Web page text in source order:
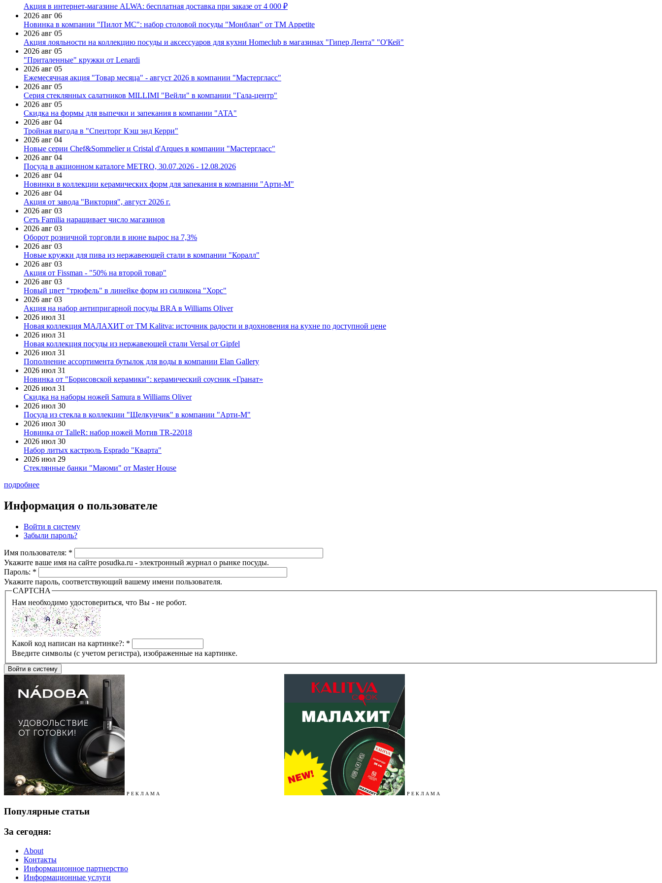
Акция в интернет-магазине ALWA: бесплатная доставка при заказе от 4 000 ₽
2026 авг 06
Новинка в компании "Пилот МС": набор столовой посуды "Монблан" от ТМ Appetite
2026 авг 05
Акция лояльности на коллекцию посуды и аксессуаров для кухни Homeclub в магазинах "Гипер Лента" "О'Кей"
2026 авг 05
"Приталенные" кружки от Lenardi
2026 авг 05
Ежемесячная акция "Товар месяца" - август 2026 в компании "Мастергласс"
2026 авг 05
Серия стеклянных салатников MILLIMI "Вейли" в компании "Гала-центр"
2026 авг 05
Скидка на формы для выпечки и запекания в компании "АТА"
2026 авг 04
Тройная выгода в "Спецторг Кэш энд Керри"
2026 авг 04
Новые серии Chef&Sommelier и Cristal d'Arques в компании "Мастергласс"
2026 авг 04
Посуда в акционном каталоге METRO, 30.07.2026 - 12.08.2026
2026 авг 04
Новинки в коллекции керамических форм для запекания в компании "Арти-М"
2026 авг 04
Акция от завода "Виктория", август 2026 г.
2026 авг 03
Сеть Familia наращивает число магазинов
2026 авг 03
Оборот розничной торговли в июне вырос на 7,3%
2026 авг 03
Новые кружки для пива из нержавеющей стали в компании "Коралл"
2026 авг 03
Акция от Fissman - "50% на второй товар"
2026 авг 03
Новый цвет "трюфель" в линейке форм из силикона "Хорс"
2026 авг 03
Акция на набор антипригарной посуды BRA в Williams Oliver
2026 июл 31
Новая коллекция МАЛАХИТ от ТМ Kalitva: источник радости и вдохновения на кухне по доступной цене
2026 июл 31
Новая коллекция посуды из нержавеющей стали Versal от Gipfel
2026 июл 31
Пополнение ассортимента бутылок для воды в компании Elan Gallery
2026 июл 31
Новинка от "Борисовской керамики": керамический соусник «Гранат»
2026 июл 31
Скидка на наборы ножей Samura в Williams Oliver
2026 июл 30
Посуда из стекла в коллекции "Щелкунчик" в компании "Арти-М"
2026 июл 30
Новинка от TalleR: набор ножей Мотив TR-22018
2026 июл 30
Набор литых кастрюль Esprado "Кварта"
2026 июл 29
Стеклянные банки "Маюми" от Master House
подробнее
Информация о пользователе
Войти в систему
Забыли пароль?
Имя пользователя: *
Укажите ваше имя на сайте posudka.ru - электронный журнал о рынке посуды.
Пароль: *
Укажите пароль, соответствующий вашему имени пользователя.
CAPTCHA
Нам необходимо удостовериться, что Вы - не робот.
Какой код написан на картинке?: *
Введите символы (с учетом регистра), изображенные на картинке.
Р Е К Л А М А Р Е К Л А М А
Популярные статьи
За сегодня:
About
Контакты
Информационное партнерство
Информационные услуги